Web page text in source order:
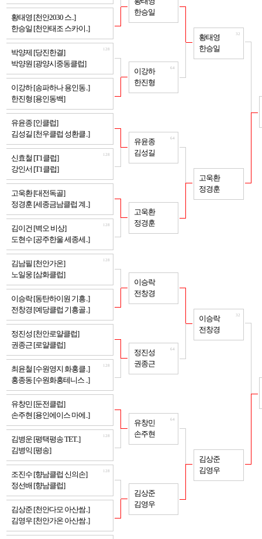
황태영 [천안2030 스..]
한승일 [천안태조 스카이..]
박양제 [당진한결]
박양원 [광양시중동클럽]
128
이강하 [송파하나 용인동..]
한진형 [용인동백]
유윤종 [인클럽]
김성길 [천우클럽 성환클..]
신효철 [T1클럽]
강인서 [T1클럽]
128
고욱환 [대전독골]
정경훈 [세종금남클럽 계..]
김이건 [벽오 비상]
도현수 [공주한울 세종세..]
128
김남필 [천안가온]
노일웅 [삼화클럽]
128
이승락 [동탄하이원 기흥..]
전창경 [예당클럽 기흥골..]
정진성 [천안로얄클럽]
권종근 [로얄클럽]
최윤철 [수원영지 화홍클..]
홍종동 [수원화홍테니스 ..]
128
유창민 [둔전클럽]
손주현 [용인에이스 마에..]
김병운 [평택평송 TET..]
김병익 [평송]
128
조진수 [향남클럽 신의손]
정선배 [향남클럽]
128
김상준 [천안다모 아산쌈..]
김영우 [천안가온 아산쌈..]
한승일
이강하
한진형
64
유윤종
김성길
64
고욱환
정경훈
이승락
전창경
정진성
권종근
64
유창민
손주현
64
김상준
김영우
황태영
한승일
32
고욱환
정경훈
이승락
전창경
32
김상준
김영우